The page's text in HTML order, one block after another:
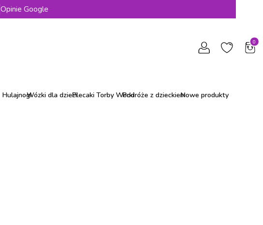
Opinie Google
Wózki dla dzieciPlecaki Torby WorkiPodróże z dzieckiemNowe produkty